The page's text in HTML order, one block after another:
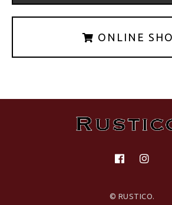
ONLINE
© RUSTICO.